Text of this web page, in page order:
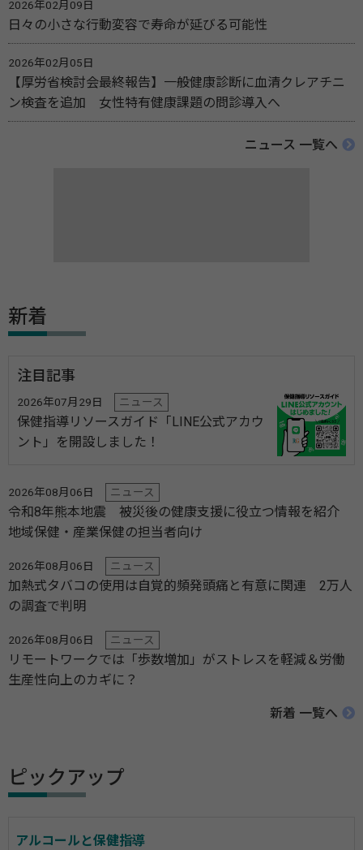
2026年02月09日
日々の小さな行動変容で寿命が延びる可能性
2026年02月05日
【厚労省検討会最終報告】一般健康診断に血清クレアチニ
ン検査を追加 女性特有健康課題の問診導入へ
ニュース 一覧へ
新着
注目記事
2026年07月29日 ニュース
保健指導リソースガイド「LINE公式アカウ
ント」を開設しました！
2026年08月06日 ニュース
令和8年熊本地震 被災後の健康支援に役立つ情報を紹介
地域保健・産業保健の担当者向け
2026年08月06日 ニュース
加熱式タバコの使用は自覚的頻発頭痛と有意に関連 2万人
の調査で判明
2026年08月06日 ニュース
リモートワークでは「歩数増加」がストレスを軽減＆労働
生産性向上のカギに？
新着 一覧へ
ピックアップ
アルコールと保健指導